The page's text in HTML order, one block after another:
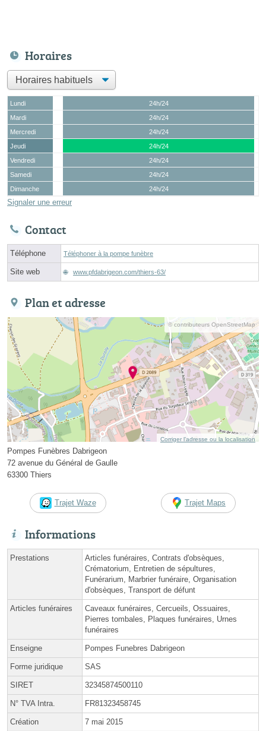
Horaires
Lundi
24h/24
Mardi
24h/24
Mercredi
24h/24
Jeudi
24h/24
Vendredi
24h/24
Samedi
24h/24
Dimanche
24h/24
Signaler une erreur
Contact
Téléphone Téléphoner à la pompe funèbre
Site web www.pfdabrigeon.com/thiers-63/
Plan et adresse
© contributeurs OpenStreetMap
Corriger l’adresse ou la localisation
Pompes Funèbres Dabrigeon
72 avenue du Général de Gaulle
63300 Thiers
Trajet Waze Trajet Maps
Informations
Prestations
Articles funéraires, Contrats d'obsèques,
Crématorium, Entretien de sépultures,
Funérarium, Marbrier funéraire, Organisation
d'obsèques, Transport de défunt
Articles funéraires
Caveaux funéraires, Cercueils, Ossuaires,
Pierres tombales, Plaques funéraires, Urnes
funéraires
Enseigne Pompes Funebres Dabrigeon
Forme juridique SAS
SIRET 32345874500110
N° TVA Intra. FR81323458745
Création 7 mai 2015